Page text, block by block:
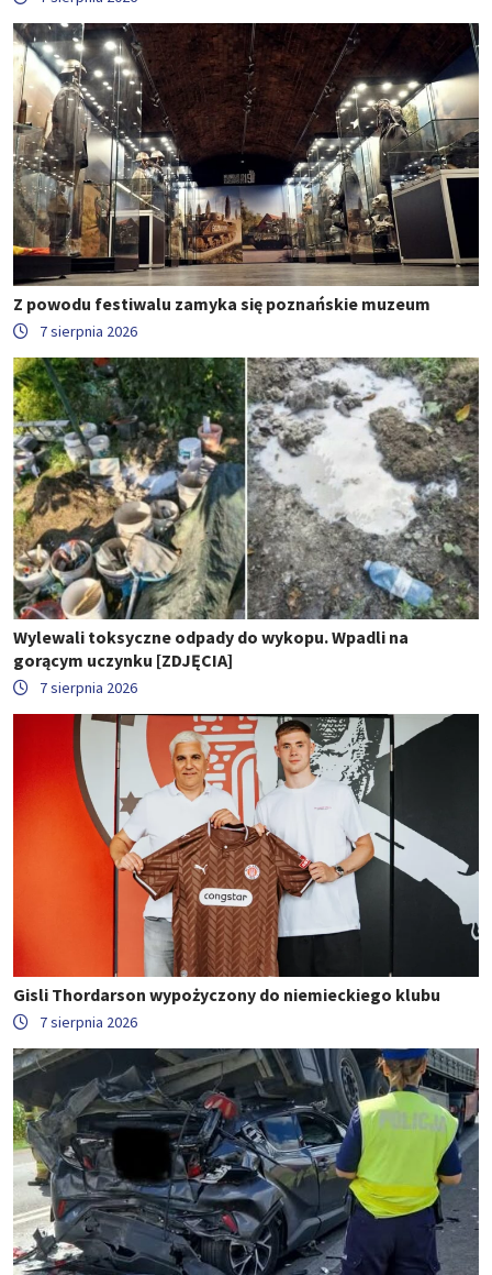
Z powodu festiwalu zamyka się poznańskie muzeum
7 sierpnia 2026
Wylewali toksyczne odpady do wykopu. Wpadli na
gorącym uczynku [ZDJĘCIA]
7 sierpnia 2026
Gisli Thordarson wypożyczony do niemieckiego klubu
7 sierpnia 2026